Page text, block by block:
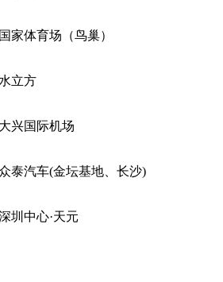
家体育场（鸟巢）
立方
兴国际机场
泰汽车(金坛基地、长沙)
圳中心·天元